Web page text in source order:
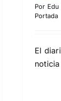
Por
Portada
El